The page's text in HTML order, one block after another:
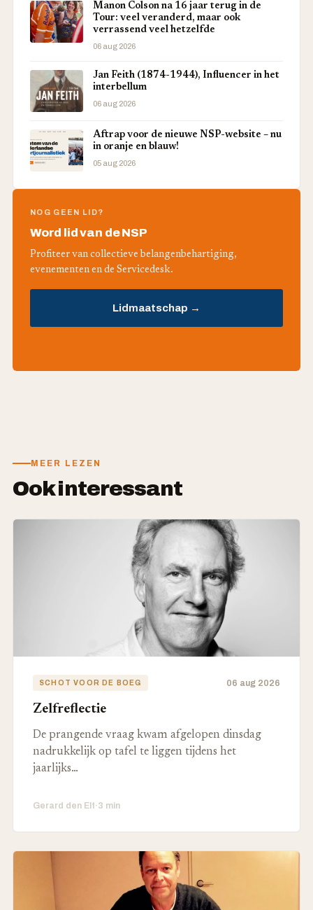
Manon Colson na 16 jaar terug in de
Tour: veel veranderd, maar ook
verrassend veel hetzelfde
06 aug 2026
Jan Feith (1874-1944), Influencer in het
interbellum
06 aug 2026
Aftrap voor de nieuwe NSP-website – nu
in oranje en blauw!
05 aug 2026
NOG GEEN LID?
Word lid van de NSP
Profiteer van collectieve belangenbehartiging,
evenementen en de Servicedesk.
Lidmaatschap →
MEER LEZEN
Ook interessant
SCHOT VOOR DE BOEG 06 aug 2026
Zelfreflectie
De prangende vraag kwam afgelopen dinsdag
nadrukkelijk op tafel te liggen tijdens het
jaarlijks…
Gerard den Elt·3 min